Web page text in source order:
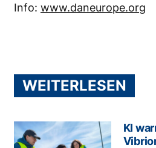
Info: www.daneurope.org
WEITERLESEN
KI